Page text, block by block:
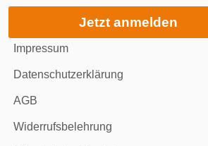
Jetzt anmelden
Impressum
Datenschutzerklärung
AGB
Widerrufsbelehrung